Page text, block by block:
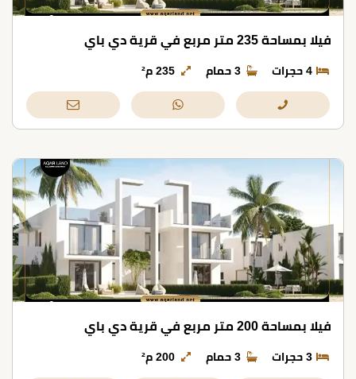
فيلا بمساحة 235 متر مربع في قرية دي باي
4 حجرات 3 حمام 235 م²
فيلا بمساحة 200 متر مربع في قرية دي باي
3 حجرات 3 حمام 200 م²